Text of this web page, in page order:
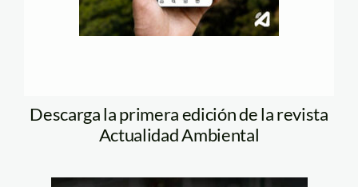
Descarga la primera edición de la revista
Actualidad Ambiental